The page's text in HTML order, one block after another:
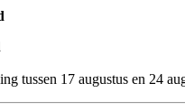
tussen 17 augustus en 24